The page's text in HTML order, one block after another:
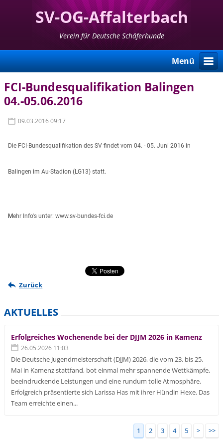
SV-OG-Affalterbach
Verein für Deutsche Schäferhunde
Menü
FCI-Bundesqualifikation Balingen
04.-05.06.2016
09.03.2016 09:17
Die FCI-Bundesqualifikation des SV findet vom 04. - 05. Juni 2016 in
Balingen im Au-Stadion (LG13) statt.
Mehr Info's unter: www.sv-bundes-fci.de
Zurück
AKTUELLES
Erfolgreiches Wochenende bei der DJJM 2026 in Kamenz
26.05.2026 11:03
Die Deutsche Jugendmeisterschaft (DJJM) 2026, die vom 23. bis 25.
Mai in Kamenz stattfand, bot einmal mehr spannende Wettkämpfe,
beeindruckende Leistungen und eine rundum tolle Atmosphäre.
Erfolgreich präsentierte sich Larissa Has mit ihrer Hündin Hexe. Das
Team erreichte einen...
1 2 3 4 5 > >>